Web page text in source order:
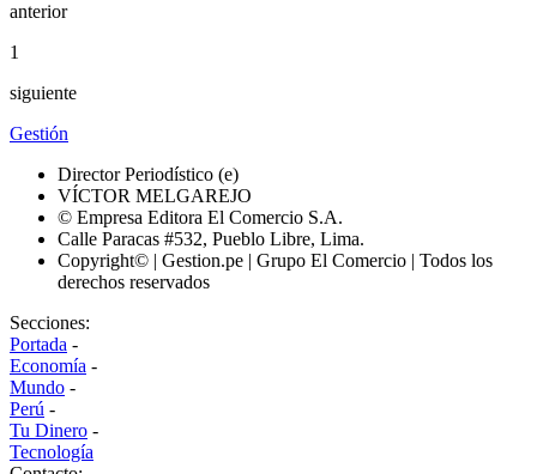
anterior
1
siguiente
Gestión
Director Periodístico (e)
VÍCTOR MELGAREJO
© Empresa Editora El Comercio S.A.
Calle Paracas #532, Pueblo Libre, Lima.
Copyright© | Gestion.pe | Grupo El Comercio | Todos los
derechos reservados
Secciones:
Portada -
Economía -
Mundo -
Perú -
Tu Dinero -
Tecnología